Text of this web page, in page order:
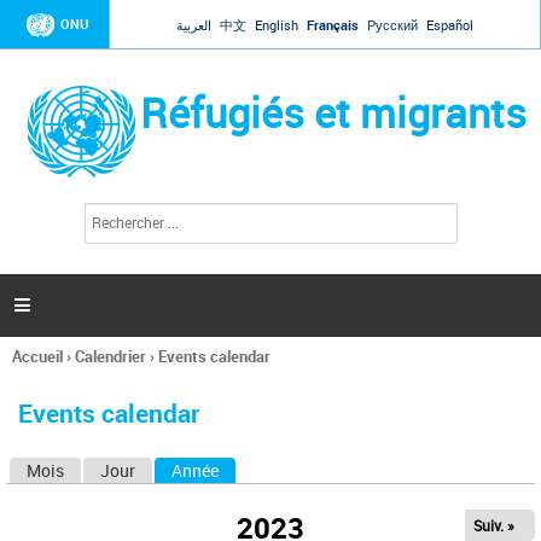
Jump to navigation
ONU العربية 中文 English Français Русский Español
Réfugiés et migrants
l
c
h
e

Vous
ici
Accueil›Calendrier› Events calendar
Events calendar
Mois Jour Année
2023 Suiv. »